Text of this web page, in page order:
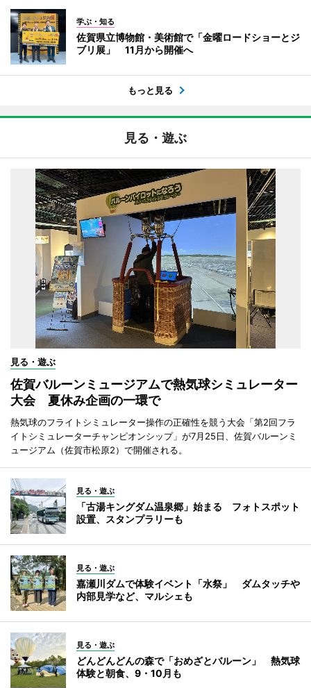
学ぶ・知る
佐賀県立博物館・美術館で「金曜ロードショーとジ
ブリ展」 11月から開催へ
もっと見る
見る・遊ぶ
見る・遊ぶ
佐賀バルーンミュージアムで熱気球シミュレーター
大会 夏休み企画の一環で
熱気球のフライトシミュレーター操作の正確性を競う大会「第2回フラ
イトシミュレーターチャンピオンシップ」が7月25日、佐賀バルーンミ
ュージアム（佐賀市松原2）で開催される。
見る・遊ぶ
「古湯キングダム温泉郷」始まる フォトスポット
設置、スタンプラリーも
見る・遊ぶ
嘉瀬川ダムで体験イベント「水祭」 ダムタッチや
内部見学など、マルシェも
見る・遊ぶ
どんどんどんの森で「おめざとバルーン」 熱気球
体験と朝食、9・10月も